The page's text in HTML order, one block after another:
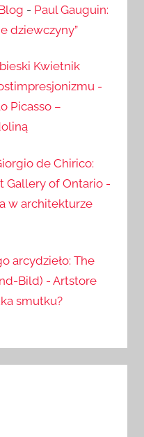
- Paul Gauguin:
dziewczyny”
Kwietnik
-
Picasso –
de Chirico:
Gallery of Ontario -
w architekturze
arcydzieło: The
Bild) - Artstore
smutku?